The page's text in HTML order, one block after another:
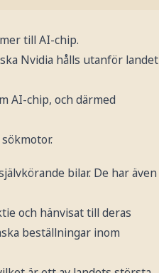
till AI-chip.
Nvidia hålls utanför landet
AI-chip, och därmed
bilar. De har även
och hänvisat till deras
beställningar inom